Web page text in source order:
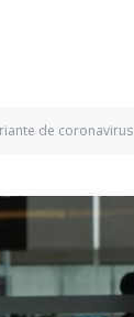
de coronavirus